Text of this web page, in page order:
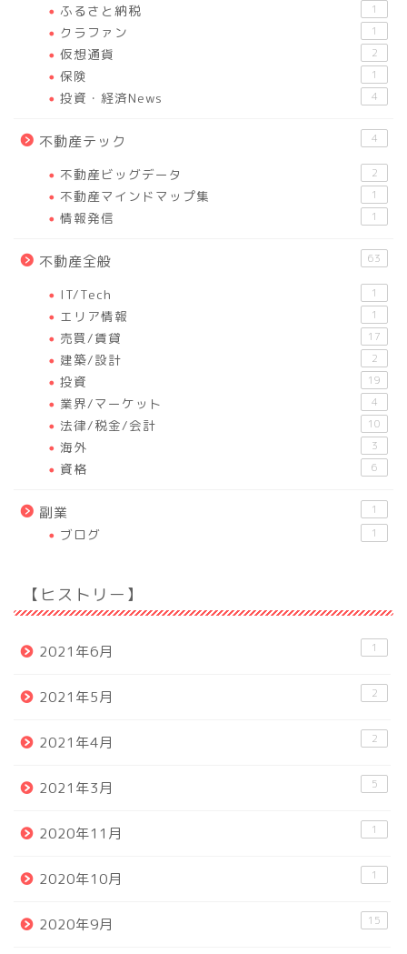
ふるさと納税 1
クラファン 1
仮想通貨 2
保険 1
投資・経済News 4
不動産テック 4
不動産ビッグデータ 2
不動産マインドマップ集 1
情報発信 1
不動産全般 63
IT/Tech 1
エリア情報 1
売買/賃貸 17
建築/設計 2
投資 19
業界/マーケット 4
法律/税金/会計 10
海外 3
資格 6
副業 1
ブログ 1
【ヒストリー】
2021年6月 1
2021年5月 2
2021年4月 2
2021年3月 5
2020年11月 1
2020年10月 1
2020年9月 15